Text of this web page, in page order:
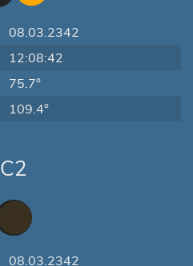
08.03.2342
12:08:42
75.7°
109.4°
C2
08.03.2342